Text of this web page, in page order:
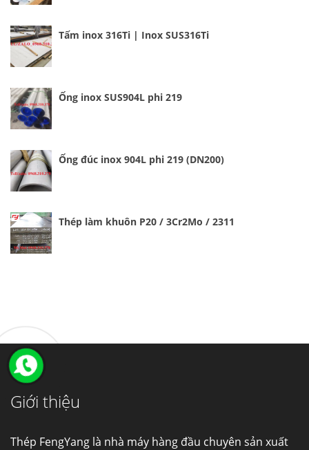
Tấm inox 316Ti | Inox SUS316Ti
Ống inox SUS904L phi 219
Ống đúc inox 904L phi 219 (DN200)
Thép làm khuôn P20 / 3Cr2Mo / 2311
Giới thiệu
Thép FengYang là nhà máy hàng đầu chuyên sản xuất
Ống đúc kéo nguội là gì? Ống...